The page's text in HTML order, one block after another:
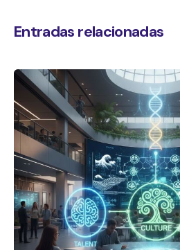
Entradas relacionadas